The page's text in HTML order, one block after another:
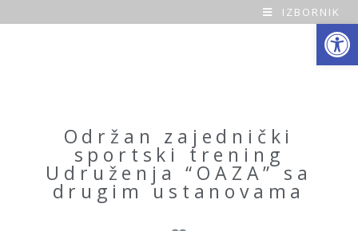
Open toolbar
O
IZBORNIK
Održan zajednički
sportski trening
Udruženja “OAZA” sa
drugim ustanovama